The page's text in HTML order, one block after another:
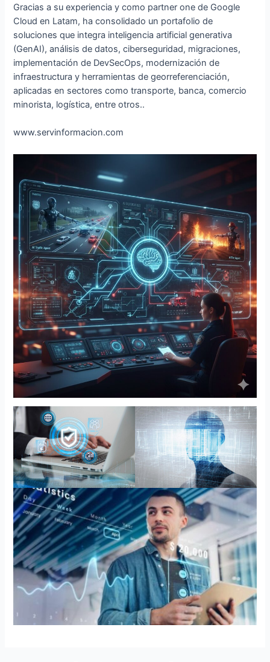
Gracias a su experiencia y como partner one de Google
Cloud en Latam, ha consolidado un portafolio de
soluciones que integra inteligencia artificial generativa
(GenAI), análisis de datos, ciberseguridad, migraciones,
implementación de DevSecOps, modernización de
infraestructura y herramientas de georreferenciación,
aplicadas en sectores como transporte, banca, comercio
minorista, logística, entre otros..
www.servinformacion.com